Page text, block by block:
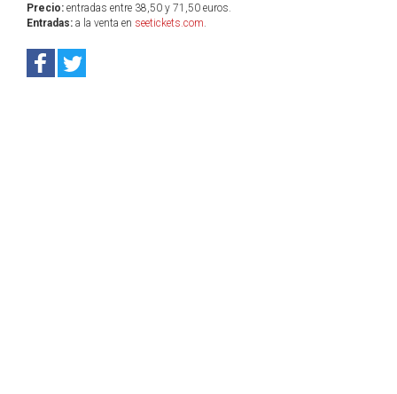
Precio: entradas entre 38,50 y 71,50 euros.
Entradas: a la venta en seetickets.com.